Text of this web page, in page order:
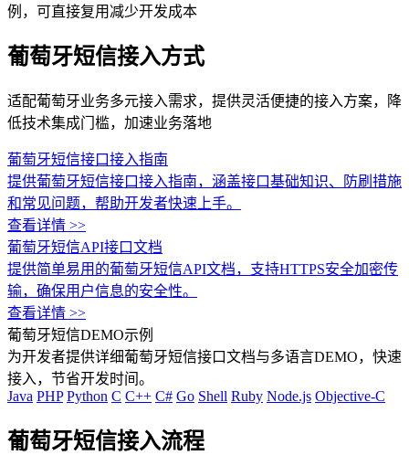
例，可直接复用减少开发成本
葡萄牙短信接入方式
适配葡萄牙业务多元接入需求，提供灵活便捷的接入方案，降
低技术集成门槛，加速业务落地
葡萄牙短信接口接入指南
提供葡萄牙短信接口接入指南，涵盖接口基础知识、防刷措施
和常见问题，帮助开发者快速上手。
查看详情 >>
葡萄牙短信API接口文档
提供简单易用的葡萄牙短信API文档，支持HTTPS安全加密传
输，确保用户信息的安全性。
查看详情 >>
葡萄牙短信DEMO示例
为开发者提供详细葡萄牙短信接口文档与多语言DEMO，快速
接入，节省开发时间。
Java PHP Python C C++ C# Go Shell Ruby Node.js Objective-C
葡萄牙短信接入流程